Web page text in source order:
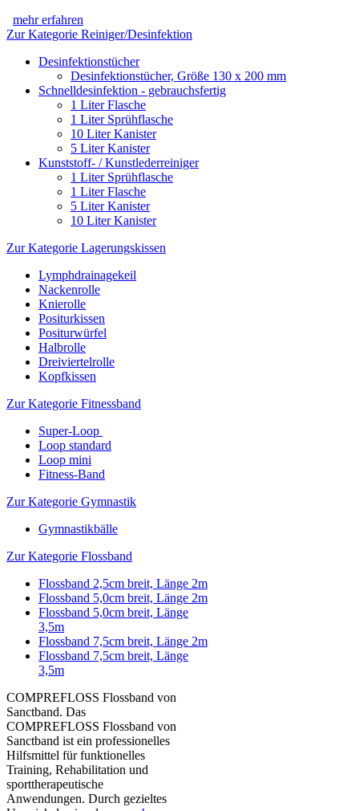
mehr erfahren
Zur Kategorie Reiniger/Desinfektion
Desinfektionstücher
Desinfektionstücher, Größe 130 x 200 mm
Schnelldesinfektion - gebrauchsfertig
1 Liter Flasche
1 Liter Sprühflasche
10 Liter Kanister
5 Liter Kanister
Kunststoff- / Kunstlederreiniger
1 Liter Sprühflasche
1 Liter Flasche
5 Liter Kanister
10 Liter Kanister
Zur Kategorie Lagerungskissen
Lymphdrainagekeil
Nackenrolle
Knierolle
Positurkissen
Positurwürfel
Halbrolle
Dreiviertelrolle
Kopfkissen
Zur Kategorie Fitnessband
Super-Loop
Loop standard
Loop mini
Fitness-Band
Zur Kategorie Gymnastik
Gymnastikbälle
Zur Kategorie Flossband
Flossband 2,5cm breit, Länge 2m
Flossband 5,0cm breit, Länge 2m
Flossband 5,0cm breit, Länge
3,5m
Flossband 7,5cm breit, Länge 2m
Flossband 7,5cm breit, Länge
3,5m
COMPREFLOSS Flossband von
Sanctband. Das
COMPREFLOSS Flossband von
Sanctband ist ein professionelles
Hilfsmittel für funktionelles
Training, Rehabilitation und
sporttherapeutische
Anwendungen. Durch gezieltes